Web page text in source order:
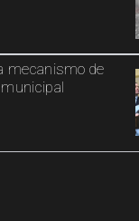
mecanismo de